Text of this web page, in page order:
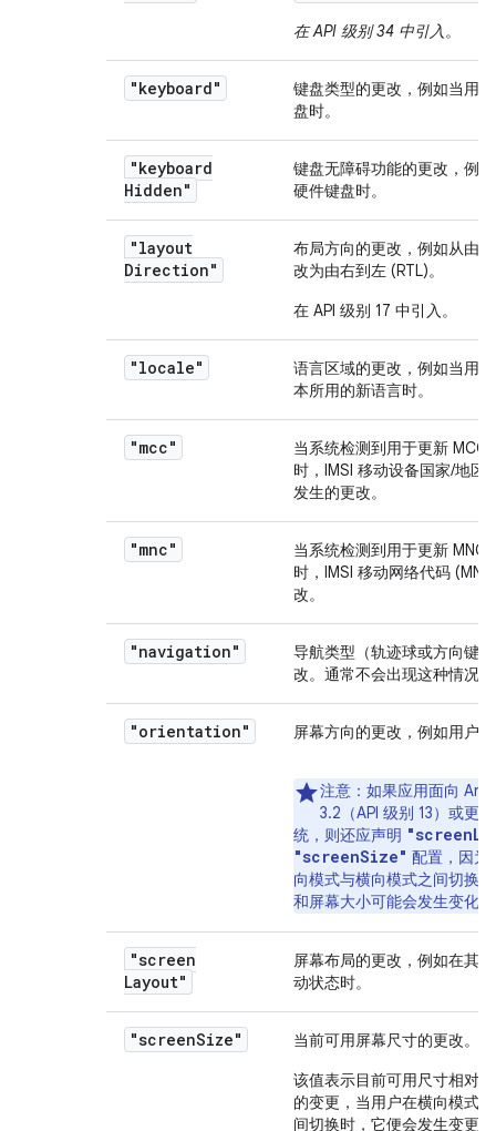
在 API 级别 34 中引入。
"keyboard"
键盘类型的更改，例如当用
盘时。
"keyboard
Hidden"
键盘无障碍功能的更改，例
硬件键盘时。
"layout
Direction"
布局方向的更改，例如从由
改为由右到左 (RTL)。
在 API 级别 17 中引入。
"locale"
语言区域的更改，例如当用
本所用的新语言时。
"mcc"
当系统检测到用于更新 MCC
时，IMSI 移动设备国家/地区
发生的更改。
"mnc"
当系统检测到用于更新 MNC
时，IMSI 移动网络代码
改。
"navigation"
导航类型（轨迹球或方向键
改。通常不会出现这种情况。
"orientation" 屏幕方向的更改，例如用户
注意 ：如果应用面向
3.2（API 级别 13）或更
统，则还应声明
"screenSize" 配置，因为
向模式与横向模式之间切换
和屏幕大小可能会发生变化。
"screen
Layout"
屏幕布局的更改，例如在其
动状态时。
"screenSize"
当前可用屏幕尺寸的更改。
该值表示目前可用尺寸相对
的变更，当用户在横向模式
间切换时，它便会发生变更。